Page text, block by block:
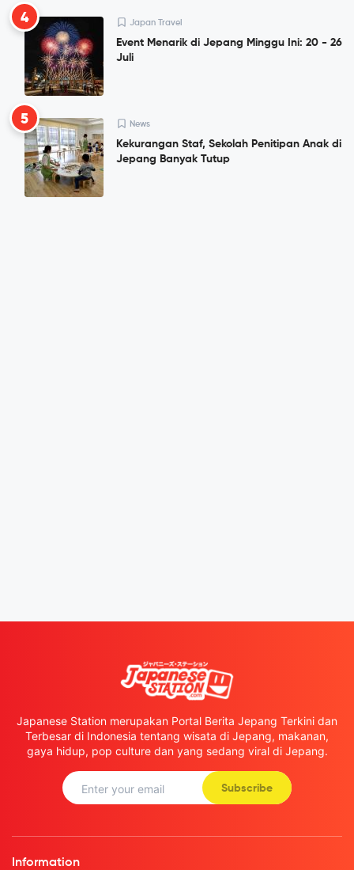
4 Japan Travel
Event Menarik di Jepang Minggu Ini: 20 - 26
Juli
5 News
Kekurangan Staf, Sekolah Penitipan Anak di
Jepang Banyak Tutup
Japanese Station merupakan Portal Berita Jepang Terkini dan
Terbesar di Indonesia tentang wisata di Jepang, makanan,
gaya hidup, pop culture dan yang sedang viral di Jepang.
Subscribe
Information